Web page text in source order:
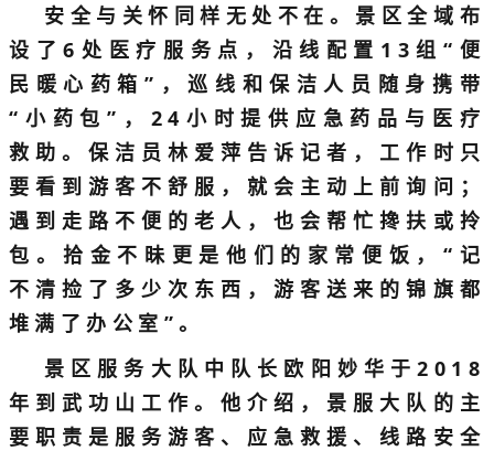
安全与关怀同样无处不在。景区全域布
设了6处医疗服务点，沿线配置13组“便
民暖心药箱”，巡线和保洁人员随身携带
“小药包”，24小时提供应急药品与医疗
救助。保洁员林爱萍告诉记者，工作时只
要看到游客不舒服，就会主动上前询问；
遇到走路不便的老人，也会帮忙搀扶或拎
包。拾金不昧更是他们的家常便饭，“记
不清捡了多少次东西，游客送来的锦旗都
堆满了办公室”。
景区服务大队中队长欧阳妙华于2018
年到武功山工作。他介绍，景服大队的主
要职责是服务游客、应急救援、线路安全